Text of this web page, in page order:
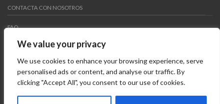
We value your privacy
We use cookies to enhance your browsing experience, serve
personalised ads or content, and analyse our traffic. By
clicking "Accept All", you consent to our use of cookies.
White-Wave Barriers / Quarter
23,50€ 22,00€
CONTACTA CON NOSOTROS
FAQ
MY WISHLIST
Copyright 2015 ©Freedayshop. Todos los derechos